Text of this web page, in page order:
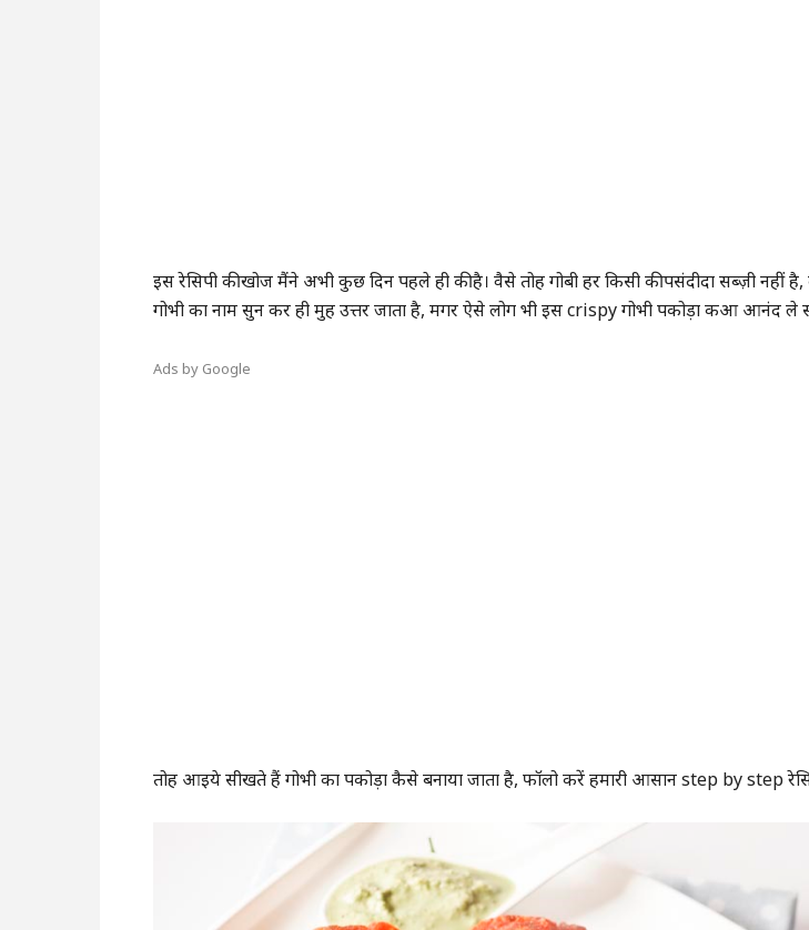
इस रेसिपी की खोज मैंने अभी कुछ दिन पहले ही की है। वैसे तोह गोबी हर किसी की पसंदीदा सब्ज़ी नहीं
गोभी का नाम सुन कर ही मुह उत्तर जाता है, मगर ऐसे लोग भी इस crispy गोभी पकोड़ा कआ आनंद
Ads by Google
तोह आइये सीखते हैं गोभी का पकोड़ा कैसे बनाया जाता है, फॉलो करें हमारी आसान step by step